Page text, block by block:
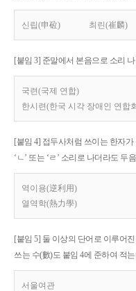
신립(申砬) 최린(崔麟)
[붙임 3] 준말에서 본음으로 소리
국련(국제 연합)
한시련(한국 시각 장애인 연합
[붙임 4] 접두사처럼 쓰이는 한자
‘ㄴ’ 또는 ‘ㄹ’ 소리로 나더라도 두
역이용(逆利用)
열역학(熱力學)
[붙임 5] 둘 이상의 단어로 이루어
쓰는 수(數)도 붙임 4에 준하여 적
서울여관